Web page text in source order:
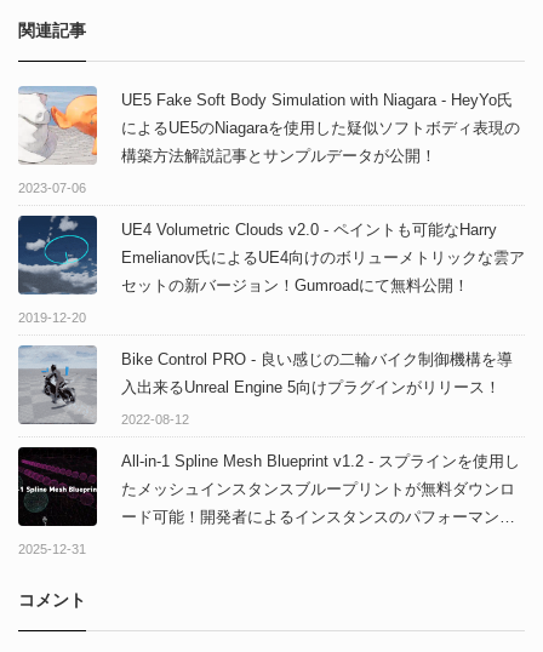
関連記事
UE5 Fake Soft Body Simulation with Niagara - HeyYo氏
によるUE5のNiagaraを使用した疑似ソフトボディ表現の
構築方法解説記事とサンプルデータが公開！
2023-07-06
UE4 Volumetric Clouds v2.0 - ペイントも可能なHarry
Emelianov氏によるUE4向けのボリューメトリックな雲ア
セットの新バージョン！Gumroadにて無料公開！
2019-12-20
Bike Control PRO - 良い感じの二輪バイク制御機構を導
入出来るUnreal Engine 5向けプラグインがリリース！
2022-08-12
All-in-1 Spline Mesh Blueprint v1.2 - スプラインを使用し
たメッシュインスタンスブループリントが無料ダウンロ
ード可能！開発者によるインスタンスのパフォーマンス
2025-12-31
コメント